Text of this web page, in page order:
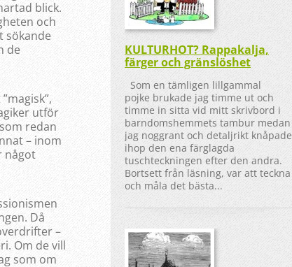
blick.
och
sökande
de
utför
redan
– inom
något
Då
–
Om de vill
som om
KULTURHOT? Rappakalja,
färger och gränslöshet
Som en tämligen lillgammal
pojke brukade jag timme ut och
timme in sitta vid mitt skrivbord i
barndomshemmets tambur medan
jag noggrant och detaljrikt knåpade
ihop den ena färglagda
tuschteckningen efter den andra.
Bortsett från läsning, var att teckna
och måla det bästa...